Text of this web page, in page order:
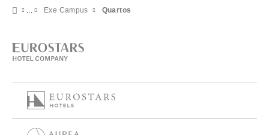
Exe Campus Quartos